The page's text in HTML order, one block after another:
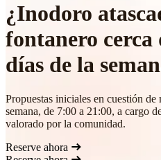
¿Inodoro
fontanero cerca
días de la
Propuestas iniciales en cuestión
semana, de 7:00 a 21:00, a cargo
valorado por la comunidad.
Reserve ahora